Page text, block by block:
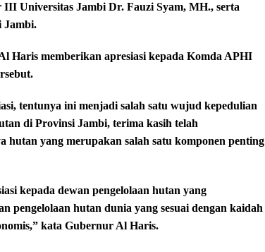
Universitas Jambi Dr. Fauzi Syam, MH., serta
Jambi.
Haris memberikan apresiasi kepada Komda APHI
tentunya ini menjadi salah satu wujud kepedulian
di Provinsi Jambi, terima kasih telah
yang merupakan salah satu komponen penting
kepada dewan pengelolaan hutan yang
pengelolaan hutan dunia yang sesuai dengan kaidah
kata Gubernur Al Haris.